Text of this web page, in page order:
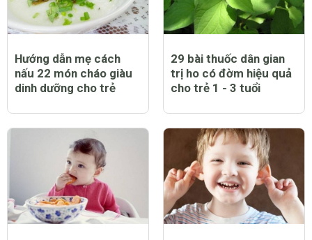
Hướng dẫn mẹ cách
nấu 22 món cháo giàu
dinh dưỡng cho trẻ
29 bài thuốc dân gian
trị ho có đờm hiệu quả
cho trẻ 1 - 3 tuổi